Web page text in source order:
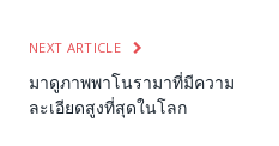
NEXT ARTICLE
มาดูภาพพาโนรามาที่มีความ
ละเอียดสูงที่สุดในโลก